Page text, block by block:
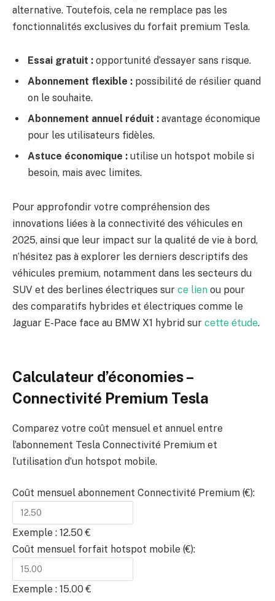
alternative. Toutefois, cela ne remplace pas les
fonctionnalités exclusives du forfait premium Tesla.
Essai gratuit : opportunité d’essayer sans risque.
Abonnement flexible : possibilité de résilier quand
on le souhaite.
Abonnement annuel réduit : avantage économique
pour les utilisateurs fidèles.
Astuce économique : utilise un hotspot mobile si
besoin, mais avec limites.
Pour approfondir votre compréhension des
innovations liées à la connectivité des véhicules en
2025, ainsi que leur impact sur la qualité de vie à bord,
n’hésitez pas à explorer les derniers descriptifs des
véhicules premium, notamment dans les secteurs du
SUV et des berlines électriques sur ce lien ou pour
des comparatifs hybrides et électriques comme le
Jaguar E-Pace face au BMW X1 hybrid sur cette étude.
Calculateur d’économies –
Connectivité Premium Tesla
Comparez votre coût mensuel et annuel entre
l’abonnement Tesla Connectivité Premium et
l’utilisation d’un hotspot mobile.
Coût mensuel abonnement Connectivité Premium (€):
Exemple : 12.50 €
Coût mensuel forfait hotspot mobile (€):
Exemple : 15.00 €